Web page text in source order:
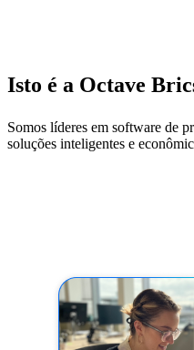
Isto é a Octave
Somos líderes em software de
soluções inteligentes e